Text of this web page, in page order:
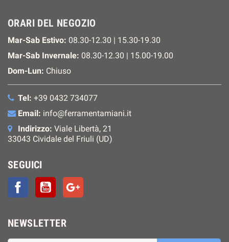
ORARI DEL NEGOZIO
Mar-Sab Estivo: 08.30-12.30 | 15.30-19.30
Mar-Sab Invernale: 08.30-12.30 | 15.00-19.00
Dom-Lun: Chiuso
Tel: +39 0432 734077
Email: info@ferramentamiani.it
Indirizzo: Viale Libertà, 21
33043 Cividale del Friuli (UD)
SEGUICI
FacebookYouTube
NEWSLETTER